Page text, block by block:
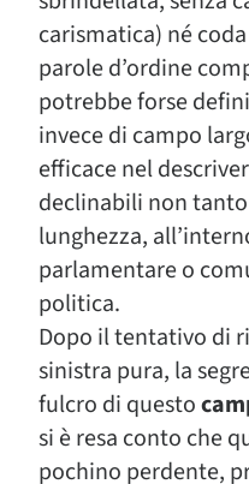
carismatica) né
parole d’ordine
potrebbe forse
invece di campo
efficace nel
declinabili non
lunghezza,
parlamentare o
politica.
Dopo il tentativo di
sinistra pura, la
fulcro di questo
si è resa conto che
pochino perdente,